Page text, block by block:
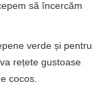
să încercăm
verde și pentru
rețete gustoase
cocos.